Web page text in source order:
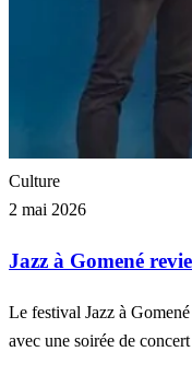
Culture
2 mai 2026
Jazz à Gomené
Le festival Jazz à
avec une soirée de